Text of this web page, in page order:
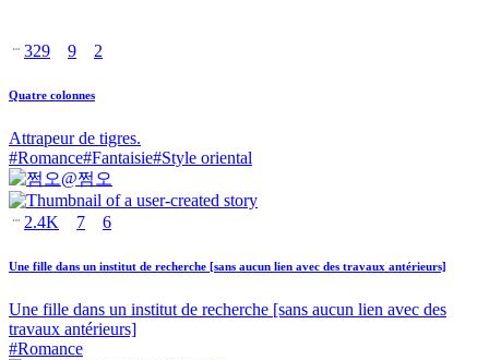
329 9 2
Quatre colonnes
Attrapeur de tigres.
#Romance#Fantaisie#Style oriental
@쩜오
2.4K 7 6
Une fille dans un institut de recherche [sans aucun lien avec des travaux antérieurs]
Une fille dans un institut de recherche [sans aucun lien avec des
travaux antérieurs]
#Romance